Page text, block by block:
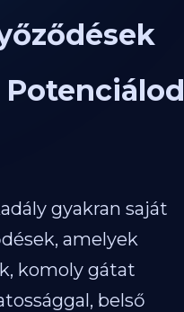
Potenciálod
gyakran saját
amelyek
komoly gátat
belső